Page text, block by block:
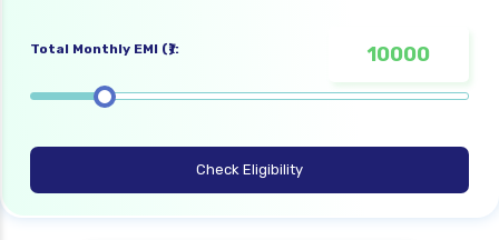
Total Monthly EMI (₹):
Check Eligibility